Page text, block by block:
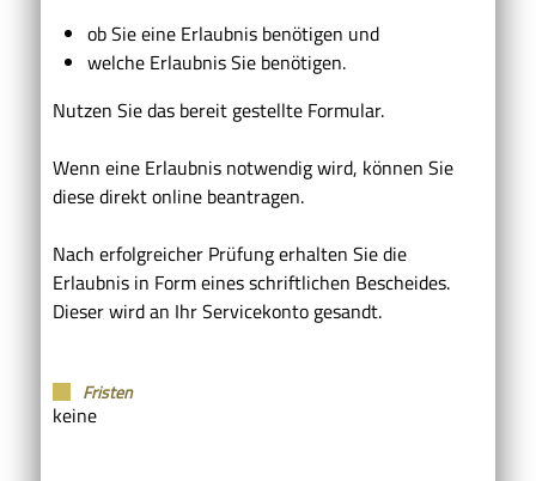
ob Sie eine Erlaubnis benötigen und
welche Erlaubnis Sie benötigen.
Nutzen Sie das bereit gestellte Formular.
Wenn eine Erlaubnis notwendig wird, können Sie
diese direkt online beantragen.
Nach erfolgreicher Prüfung erhalten Sie die
Erlaubnis in Form eines schriftlichen Bescheides.
Dieser wird an Ihr Servicekonto gesandt.
Fristen
keine